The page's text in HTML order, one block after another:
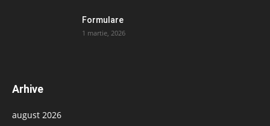
Formulare
1 martie, 2026
Arhive
august 2026